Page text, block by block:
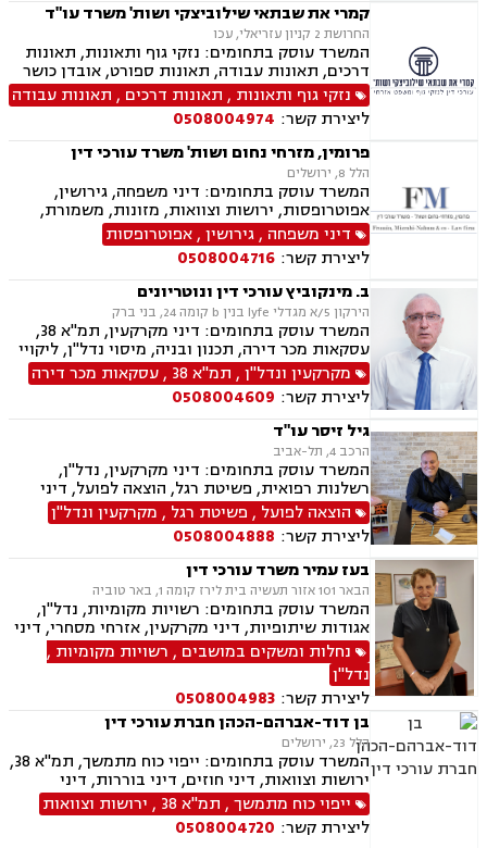
קמרי את שבתאי שילוביצקי ושות' משרד עו"ד
החרושת 2 קניון עזריאלי, עכו
המשרד עוסק בתחומים: נזקי גוף ותאונות, תאונות
דרכים, תאונות עבודה, תאונות ספורט, אובדן כושר
עבודה, תאונות תלמידים, תאונות עקב רשלנות,
תביעות ביטוח ונזקי רכוש, ביטוח סיעודי, דיני
פנסיה, נזקי רכוש, פטור ממס הכנסה מסיבות
רפואיות
נזקי גוף ותאונות , תאונות דרכים , תאונות עבודה
ליצירת קשר: 0508004974
פרומין, מזרחי נחום ושות' משרד עורכי דין
הלל 8, ירושלים
המשרד עוסק בתחומים: דיני משפחה, גירושין,
אפוטרופסות, ירושות וצוואות, מזונות, משמורת,
ייפוי כוח מתמשך, ידועים בציבור, חלוקת רכוש,
הורות חד מינית, הסכמי ממון, דיני מקרקעין,
עסקאות מכר דירה, נדל"ן, ליקויי בנייה, פינוי בינוי,
פינוי מושכר, תמ"א 38, דיירות מוגנת , בנקים,
ערבויות ושטרות , פירוקים והקפאות הליכים, צווי
מניעה, ליווי עסקי, דיני חוזים, חדלות פירעון, פשיטת
רגל, הוצאה לפועל, גביית חובות, דיני חברות,
תביעות ייצוגיות, דיני עבודה
דיני משפחה ,גירושין,אפוטרופסות
ליצירת קשר: 0508004716
ב. מינקוביץ עורכי דין ונוטריונים
הירקון 5/א מגדלי lyfe בנין b קומה 24, בני ברק
המשרד עוסק בתחומים: דיני מקרקעין, תמ"א 38,
עסקאות מכר דירה, תכנון ובניה, מיסוי נדל"ן, ליקויי
בנייה, דיני חוזים, דיני חברות, לשון הרע, ליטיגציה,
נוטריון, ייפוי כוח מתמשך, ירושות וצוואות, פינוי
בינוי, מגרשים לבניה , הסכמי ממון, נזקי רכוש
מקרקעין ונדל"ן, תמ"א 38 ,עסקאות מכר דירה
ליצירת קשר: 0508004609
גיל זיסר עו"ד
הרכב 4, תל-אביב
המשרד עוסק בתחומים: דיני מקרקעין, נדל"ן,
רשלנות רפואית, פשיטת רגל, הוצאה לפועל, דיני
עבודה, ירושות וצוואות
הוצאה לפועל , פשיטת רגל , מקרקעין ונדל"ן
ליצירת קשר: 0508004888
בעז עמיר משרד עורכי דין
הבאר 101 אזור תעשיה בית לירז קומה 1, באר טוביה
המשרד עוסק בתחומים: רשויות מקומיות, נדל"ן,
אגודות שיתופיות, דיני מקרקעין, אזרחי מסחרי, דיני
בוררות, עובדים זרים, דיני תאגידים, גישור
ובוררויות, מיסוי נדל"ן, תמ"א 38, תכנון ובניה, נחלות
ומשקים במושבים, הפקעת קרקעות, מושבים
וקיבוצים , עסקאות מכר דירה, דיור מוגן, רשות
מקרקעי ישראל, צווי הריסה, ירושות וצוואות, הסכמי
ממון
נחלות ומשקים במושבים , רשויות מקומיות ,
נדל"ן
ליצירת קשר: 0508004983
בן דוד-אברהם-הכהן חברת עורכי דין
הלל 23, ירושלים
המשרד עוסק בתחומים: ייפוי כוח מתמשך, תמ"א 38,
ירושות וצוואות, דיני חוזים, דיני בוררות, דיני
מקרקעין, עסקאות מכר דירה, אפוטרופסות, לשון
הרע, דיני עמותות, דיני מכרזים והתקשרויות, דיני
בחירות , זכויות אדם, ביקורת , חוקתי ומנהלי
ייפוי כוח מתמשך, תמ"א 38 , ירושות וצוואות
ליצירת קשר: 0508004720